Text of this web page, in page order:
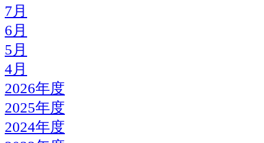
7月
6月
5月
4月
2026年度
2025年度
2024年度